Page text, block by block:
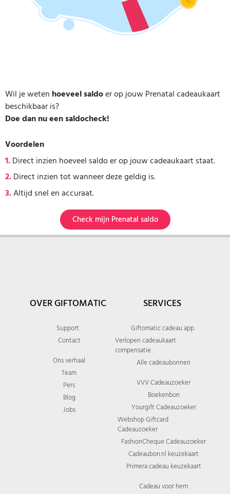
Wil je weten hoeveel saldoer op jouw Prenatal cadeaukaart
beschikbaar is?
Doe dan nu een saldocheck!
Voordelen
1.Direct inzien hoeveel saldo er op jouw cadeaukaart staat.
2.Direct inzien tot wanneer deze geldig is.
3.Altijd snel en accuraat.
Check mijn Prenatal saldo
OVER GIFTOMATIC
Support
Contact
Ons verhaal
Team
Pers
Blog
Jobs
SERVICES
Giftomatic cadeau app
Verlopen cadeaukaart
compensatie
Alle cadeaubonnen
VVV Cadeauzoeker
Boekenbon
Yourgift Cadeauzoeker
Webshop Giftcard
Cadeauzoeker
FashionCheque Cadeauzoeker
Cadeaubon.nl keuzekaart
Primera cadeau keuzekaart
Cadeau voor hem